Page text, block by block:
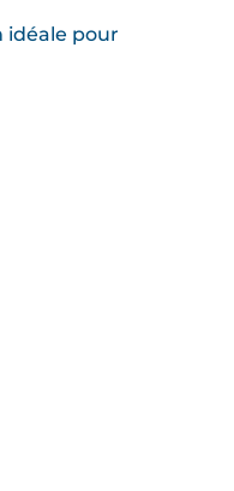
idéale pour